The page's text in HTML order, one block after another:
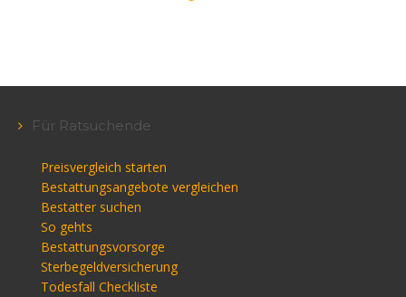
Für Ratsuchende
Preisvergleich starten
Bestattungsangebote vergleichen
Bestatter suchen
So gehts
Bestattungsvorsorge
Sterbegeldversicherung
Todesfall Checkliste